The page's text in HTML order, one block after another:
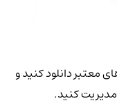
دانلود کنید و
کنید.